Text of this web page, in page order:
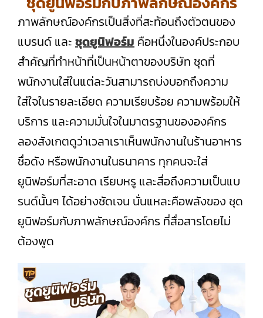
ภาพลักษณ์องค์กรเป็นสิ่งที่สะท้อนถึงตัวตนของ
แบรนด์ และ ชุดยูนิฟอร์ม คือหนึ่งในองค์ประกอบ
สำคัญที่ทำหน้าที่เป็นหน้าตาของบริษัท ชุดที่
พนักงานใส่ในแต่ละวันสามารถบ่งบอกถึงความ
ใส่ใจในรายละเอียด ความเรียบร้อย ความพร้อมให้
บริการ และความมั่นใจในมาตรฐานขององค์กร
ลองสังเกตดูว่าเวลาเราเห็นพนักงานในร้านอาหาร
ชื่อดัง หรือพนักงานในธนาคาร ทุกคนจะใส่
ยูนิฟอร์มที่สะอาด เรียบหรู และสื่อถึงความเป็นแบ
รนด์นั้นๆ ได้อย่างชัดเจน นั่นแหละคือพลังของ ชุด
ยูนิฟอร์มกับภาพลักษณ์องค์กร ที่สื่อสารโดยไม่
ต้องพูด